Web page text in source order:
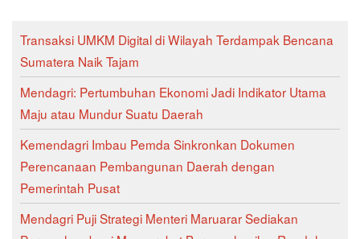
Transaksi UMKM Digital di Wilayah Terdampak Bencana
Sumatera Naik Tajam
Mendagri: Pertumbuhan Ekonomi Jadi Indikator Utama
Maju atau Mundur Suatu Daerah
Kemendagri Imbau Pemda Sinkronkan Dokumen
Perencanaan Pembangunan Daerah dengan
Pemerintah Pusat
Mendagri Puji Strategi Menteri Maruarar Sediakan